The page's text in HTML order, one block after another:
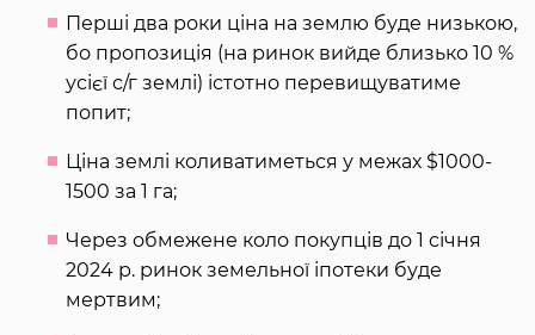
Перші два роки ціна на землю буде низькою,
бо пропозиція (на ринок вийде близько 10 %
усієї с/г землі) істотно перевищуватиме
попит;
Ціна землі коливатиметься у межах $1000-
1500 за 1 га;
Через обмежене коло покупців до 1 січня
2024 р. ринок земельної іпотеки буде
мертвим;